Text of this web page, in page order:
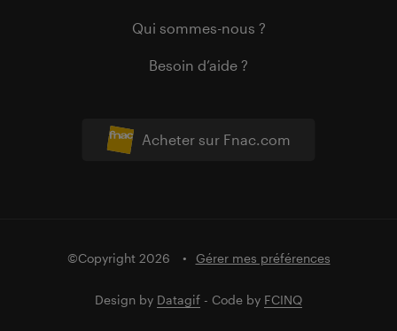
Acheter sur Fnac.com
Qui sommes-nous ?
Besoin d’aide ?
©Copyright 2026 Gérer mes préférences
Design by Datagif - Code by FCINQ